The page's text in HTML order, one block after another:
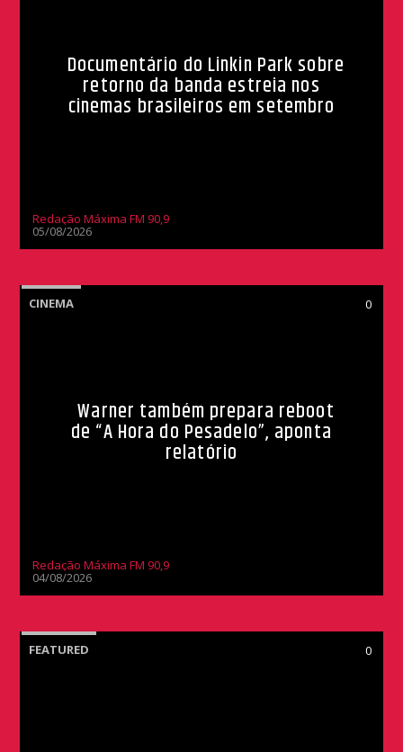
Documentário do Linkin Park sobre
retorno da banda estreia nos
cinemas brasileiros em setembro
Redação Máxima FM 90,9
05/08/2026
CINEMA 0
Warner também prepara reboot
de “A Hora do Pesadelo”, aponta
relatório
Redação Máxima FM 90,9
04/08/2026
FEATURED 0